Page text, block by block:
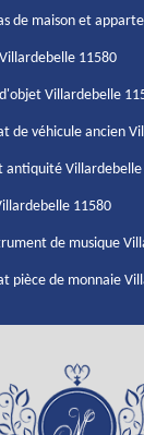
de maison et
11580
Villardebelle
de véhicule ancien
antiquité Villardebelle
11580
de musique
pièce de monnaie